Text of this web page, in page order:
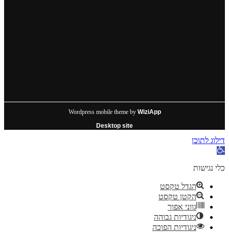
Wordpress mobile theme byWiziApp
Desktop site
דילוג לתוכן
פתח
נגישות
כלי נגישות
הגדל טקסט
הקטן טקסט
גווני אפור
ניגודיות גבוהה
ניגודיות הפוכה